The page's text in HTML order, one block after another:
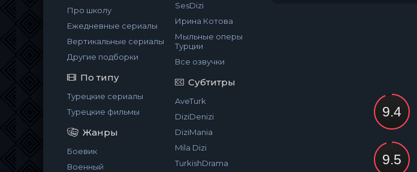
Про школу
Ежедневные сериалы
Вертикальные сериалы
Другие подборки
По типу
Турецкие сериалы
Турецкие фильмы
Жанры
Боевик
Военный
SesDizi
Ирина Котова
Мыльные оперы
Турции
Все озвучки
Субтитры
AveTurk
DiziDenizi
DiziMania
Mila Dizi
TurkishDrama